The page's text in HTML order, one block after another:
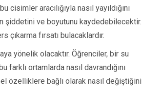
aracılığıyla nasıl yayıldığını
şiddetini ve boyutunu kaydedebilecektir.
fırsatı bulacaklardır.
yönelik olacaktır. Öğrenciler, bir su
ortamlarda nasıl davrandığını
özelliklere bağlı olarak nasıl değiştiğini